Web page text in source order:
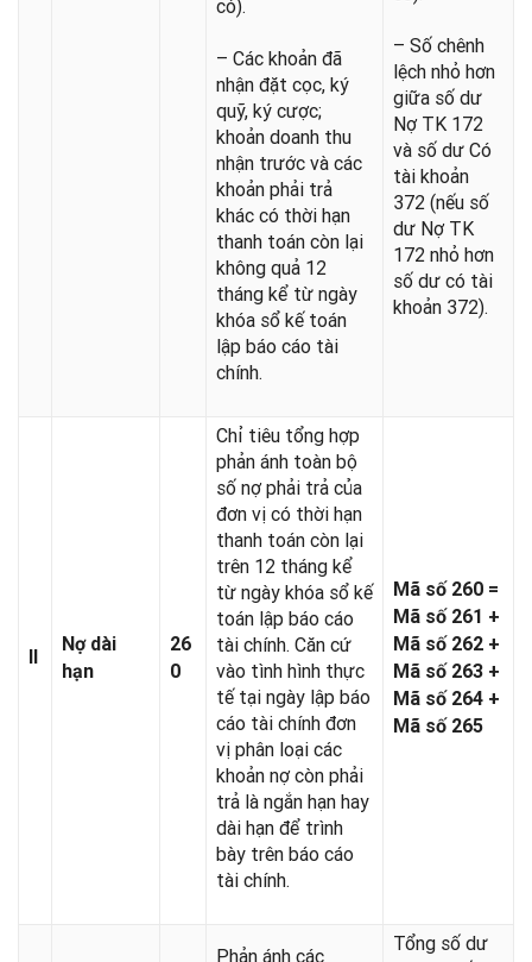
có).
– Các khoản đã
nhận đặt cọc, ký
quỹ, ký cược;
khoản doanh thu
nhận trước và các
khoản phải trả
khác có thời hạn
thanh toán còn lại
không quả 12
tháng kể từ ngày
khóa sổ kế toán
lập báo cáo tài
chính.
– Số chênh
lệch nhỏ hơn
giữa số dư
Nợ TK 172
và số dư Có
tài khoản
372 (nếu số
dư Nợ TK
172 nhỏ hơn
số dư có tài
khoản 372).
II
Nợ dài
hạn
26
0
Chỉ tiêu tổng hợp
phản ánh toàn bộ
số nợ phải trả của
đơn vị có thời hạn
thanh toán còn lại
trên 12 tháng kể
từ ngày khóa sổ kế
toán lập báo cáo
tài chính. Căn cứ
vào tình hình thực
tế tại ngày lập báo
cáo tài chính đơn
vị phân loại các
khoản nợ còn phải
trả là ngắn hạn hay
dài hạn để trình
bày trên báo cáo
tài chính.
Mã số 260 =
Mã số 261 +
Mã số 262 +
Mã số 263 +
Mã số 264 +
Mã số 265
Phản ánh các
Tổng số dư